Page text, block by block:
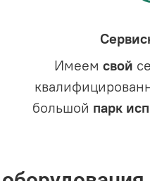
Имеемсвой
большой парк